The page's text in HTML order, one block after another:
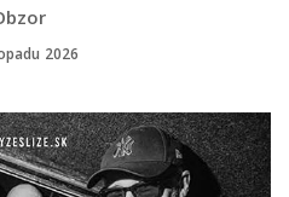
2026